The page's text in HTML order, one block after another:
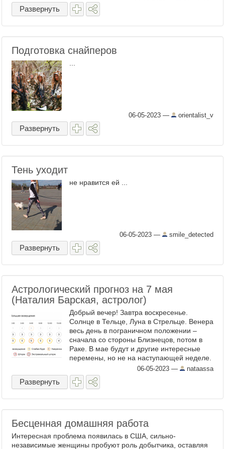
Развернуть
Подготовка снайперов
06-05-2023 — orientalist_v
Развернуть
Тень уходит
не нравится ей ...
06-05-2023 — smile_detected
Развернуть
Астрологический прогноз на 7 мая
(Наталия Барская, астролог)
Добрый вечер! Завтра воскресенье.
Солнце в Тельце, Луна в Стрельце. Венера
весь день в пограничном положении –
сначала со стороны Близнецов, потом в
Раке. В мае будут и другие интересные
перемены, но не на наступающей неделе.
Текущий момент интересен тем, что на
общем ярком фоне ...
06-05-2023 — nataassa
Развернуть
Бесценная домашняя работа
Интересная проблема появилась в США, сильно-
независимые женщины пробуют роль добытчика, оставляя